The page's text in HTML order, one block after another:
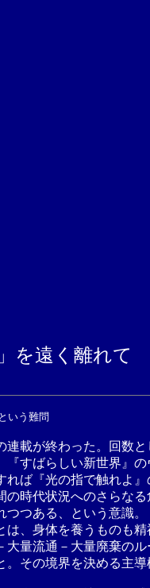
を遠く離れて
いう難問
連載が終わった。回数
『すばらしい新世界』
れば『光の指で触れよ
の時代状況へのさらな
つある、という意識。
は、身体を養うものも
大量流通－大量廃棄の
。その境界を決める主